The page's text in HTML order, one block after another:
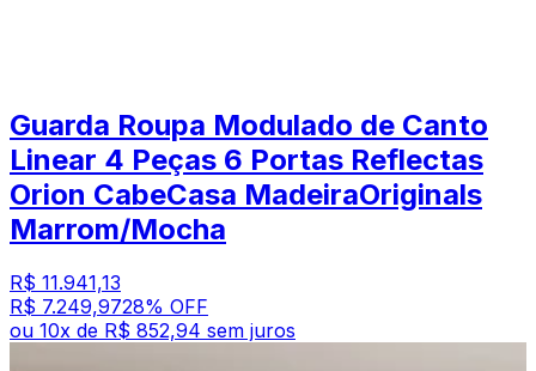
Guarda Roupa Modulado de Canto
Linear 4 Peças 6 Portas Reflectas
Orion CabeCasa MadeiraOriginals
Marrom/Mocha
R$ 11.941,13
R$ 7.249,9728% OFF
ou 10x de R$ 852,94 sem juros